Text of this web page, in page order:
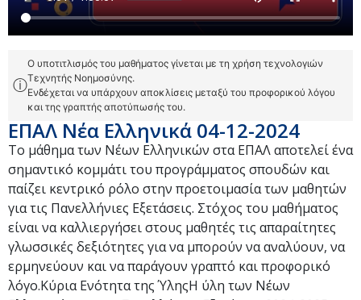
ⓘ
Ο υποτιτλισμός του μαθήματος γίνεται με τη χρήση τεχνολογιών
Τεχνητής Νοημοσύνης.
Ενδέχεται να υπάρχουν αποκλίσεις μεταξύ του προφορικού λόγου
και της γραπτής αποτύπωσής του.
ΕΠΑΛ Νέα Ελληνικά 04-12-2024
Το μάθημα των Νέων Ελληνικών στα ΕΠΑΛ αποτελεί ένα
σημαντικό κομμάτι του προγράμματος σπουδών και
παίζει κεντρικό ρόλο στην προετοιμασία των μαθητών
για τις Πανελλήνιες Εξετάσεις. Στόχος του μαθήματος
είναι να καλλιεργήσει στους μαθητές τις απαραίτητες
γλωσσικές δεξιότητες για να μπορούν να αναλύουν, να
ερμηνεύουν και να παράγουν γραπτό και προφορικό
λόγο.Κύρια Ενότητα της ΎληςΗ ύλη των Νέων